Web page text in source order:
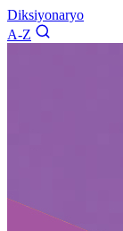
Diksiyonaryo
A-Z